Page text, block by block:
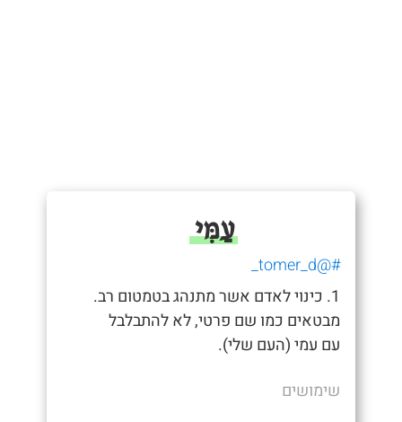
עַמִּי
#@tomer_d_
1. כינוי לאדם אשר מתנהג בטמטום רב.
מבטאים כמו שם פרטי, לא להתבלבל
עם עמי (העם שלי).
שימושים